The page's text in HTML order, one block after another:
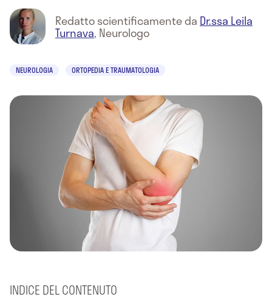
Redatto scientificamente da Dr.ssa Leila
Turnava, Neurologo
NEUROLOGIA ORTOPEDIA E TRAUMATOLOGIA
INDICE DEL CONTENUTO